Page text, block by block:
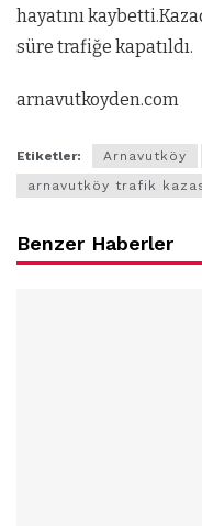
hayatını
süre trafiğe kapatıldı.
arnavutkoyden.com
Etiketler: Arnavutköy
arnavutköy trafik
Benzer Haberler